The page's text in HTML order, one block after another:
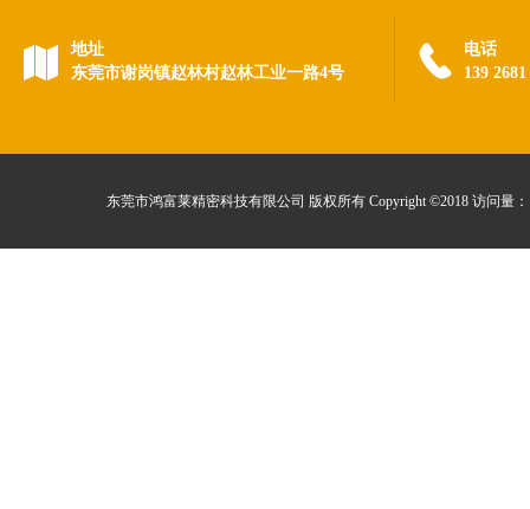
地址
东莞市谢岗镇赵林村赵林工业一路4号
电话
139
东莞市鸿富莱精密科技有限公司 版权所有 Copyright ©2018 访问量：